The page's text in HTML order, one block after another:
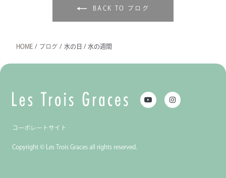
BACK TO ブログ
HOME / ブログ / 水の日 / 水の週間
コーポレートサイト
Copyright © Les Trois Graces all rights reserved.